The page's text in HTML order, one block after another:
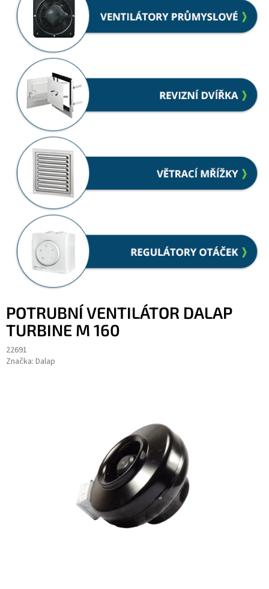
POTRUBNÍ VENTILÁTOR DALAP
TURBINE M 160
22691
Značka: Dalap